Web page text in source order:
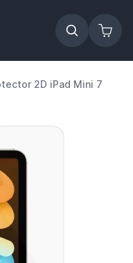
2D iPad Mini 7